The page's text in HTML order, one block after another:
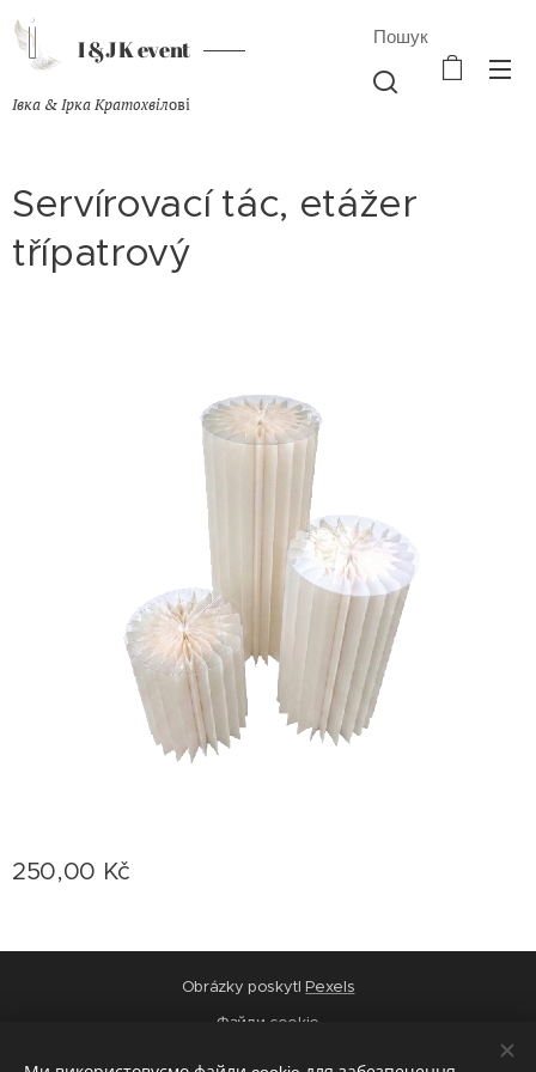
I &J K event
Івка & Ірка Кратохвілові
Пошук
Servírovací tác, etážer
třípatrový
250,00 Kč
Obrázky poskytl Pexels
Файли cookie